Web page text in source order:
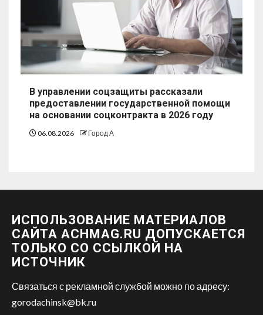
В управлении соцзащиты рассказали
предоставлении государственной помощи
на основании соцконтракта в 2026 году
06.08.2026 Город А
ИСПОЛЬЗОВАНИЕ МАТЕРИАЛОВ
САЙТА ACHMAG.RU ДОПУСКАЕТСЯ
ТОЛЬКО СО ССЫЛКОЙ НА
ИСТОЧНИК
Связаться с рекламной службой можно по адресу:
gorodachinsk@bk.ru